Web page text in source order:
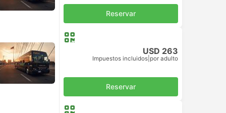
Reservar
USD 263
Impuestos incluidos por adulto
Reservar